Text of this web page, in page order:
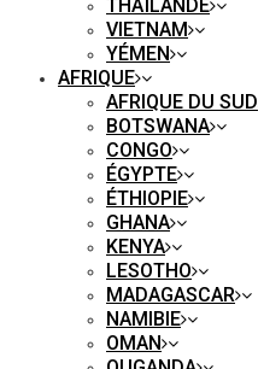
THAÏLANDE
VIETNAM
YÉMEN
AFRIQUE
AFRIQUE DU SUD
BOTSWANA
CONGO
ÉGYPTE
ÉTHIOPIE
GHANA
KENYA
LESOTHO
MADAGASCAR
NAMIBIE
OMAN